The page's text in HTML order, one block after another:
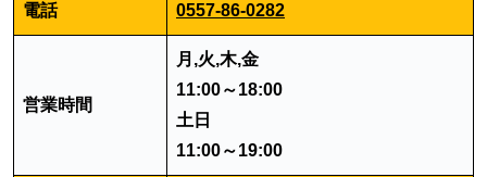
電話 0557-86-0282
営業時間
月,火,木,金
11:00～18:00
土日
11:00～19:00